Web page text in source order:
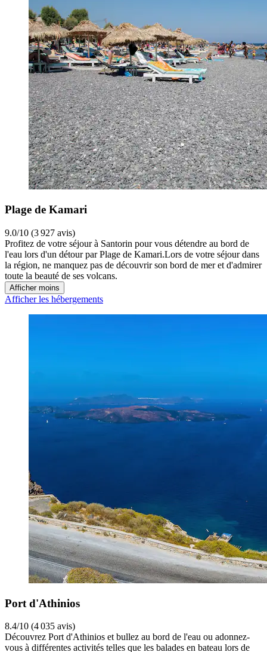
Plage de Kamari
9.0/10 (3 927 avis)
Profitez de votre séjour à Santorin pour vous détendre au bord de
l'eau lors d'un détour par Plage de Kamari.Lors de votre séjour dans
la région, ne manquez pas de découvrir son bord de mer et d'admirer
toute la beauté de ses volcans.
Afficher moins
Afficher les hébergements
Port d'Athinios
8.4/10 (4 035 avis)
Découvrez Port d'Athinios et bullez au bord de l'eau ou adonnez-
vous à différentes activités telles que les balades en bateau lors de